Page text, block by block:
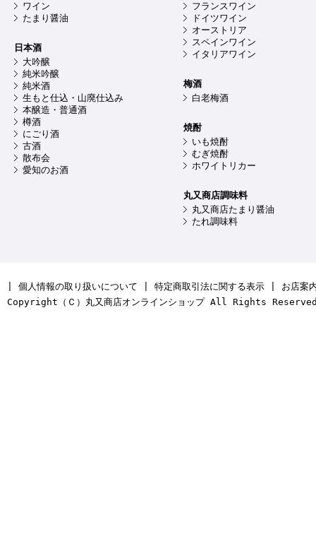
ワイン
たまり醤油
日本酒
大吟醸
純米吟醸
純米酒
生もと仕込・山廃仕込み
本醸造・普通酒
樽酒
にごり酒
古酒
散布会
愛知のお酒
フランスワイン
ドイツワイン
オーストリア
スペインワイン
イタリアワイン
梅酒
白老梅酒
焼酎
いも焼酎
むぎ焼酎
ホワイトリカー
丸又商店調味料
丸又商店たまり醤油
たれ調味料
個人情報の取り扱いについて 特定商取引法に関する表示
お店案
Copyright（Ｃ）丸又商店オンラインショップ All Rights